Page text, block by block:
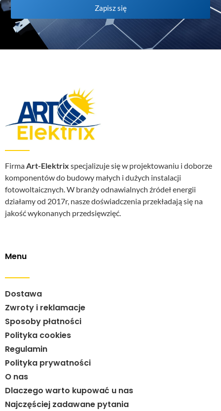
Zapisz się
FirmaArt-Elektrix specjalizuje się w projektowaniu i doborze
komponentów do budowy małych i dużych instalacji
fotowoltaicznych. W branży odnawialnych źródeł energii
działamy od 2017r, nasze doświadczenia przekładają się na
jakość wykonanych przedsięwzięć.
Menu
Dostawa
Zwroty i reklamacje
Sposoby płatności
Polityka cookies
Regulamin
Polityka prywatności
O nas
Dlaczego warto kupować u nas
Najczęściej zadawane pytania